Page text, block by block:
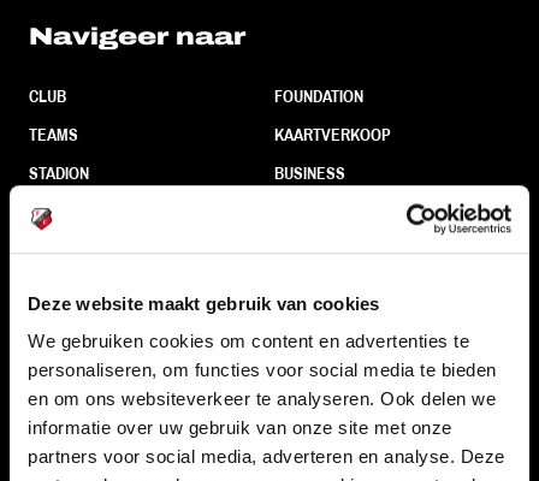
Deze website maakt gebruik van cookies
We gebruiken cookies om content en advertenties te
personaliseren, om functies voor social media te bieden
en om ons websiteverkeer te analyseren. Ook delen we
informatie over uw gebruik van onze site met onze
partners voor social media, adverteren en analyse. Deze
Navigeer naar
CLUB
TEAMS
STADION
SUPPORTERS
FOUNDATION
KAARTVERKOOP
BUSINESS
VEELGESTELDE VRAGEN
CONTACT
WERKEN BIJ